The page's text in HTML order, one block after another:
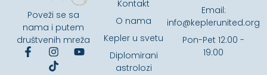
Poveži se sa
nama i putem
društvenih mreža
Kontakt
O nama
Kepler u svetu
Diplomirani
astrolozi
Email:
info@keplerunited.org
Pon-Pet 12:00 -
19:00